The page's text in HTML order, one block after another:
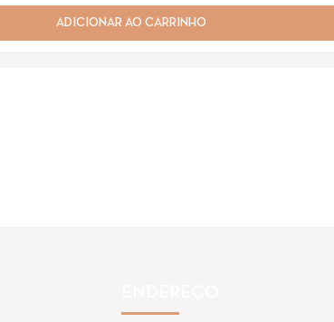
ADICIONAR AO CARRINHO